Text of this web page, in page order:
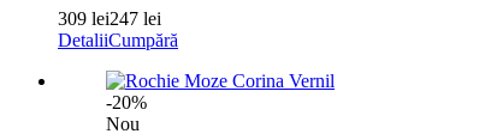
309 lei247 lei
DetaliiCumpără
-20%
Nou